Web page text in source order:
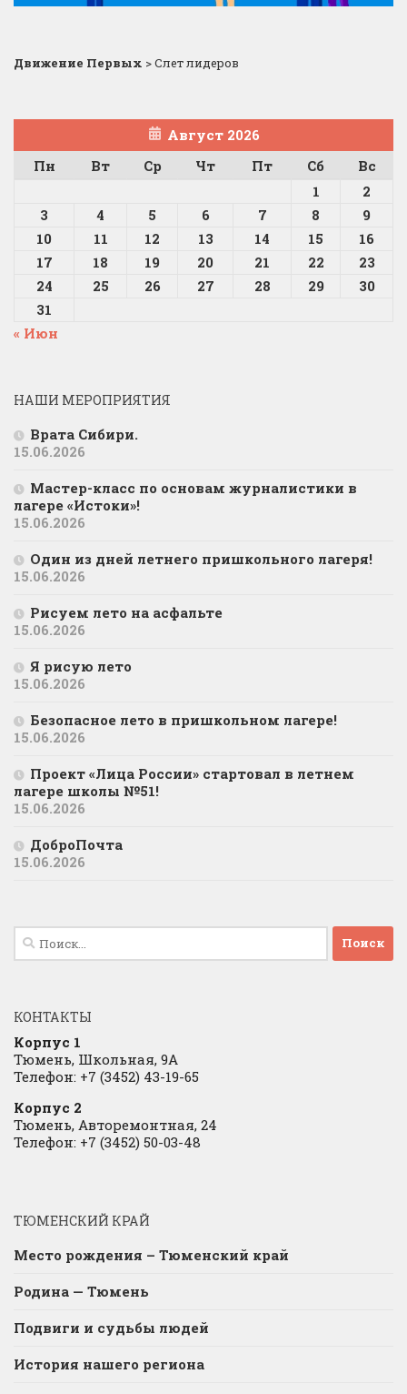
Движение Первых >Слет лидеров
Август 2026
Пн
Вт Ср Чт Пт Сб
Вс
1
2
3
4 5 6 7 8
9
10
11 12 13 14 15
16
17
18 19 20 21 22
23
24
25 26 27 28 29
30
31
« Июн
НАШИ МЕРОПРИЯТИЯ
Врата Сибири.
15.06.2026
Мастер-класс по основам журналистики в
лагере «Истоки»!
15.06.2026
Один из дней летнего пришкольного лагеря!
15.06.2026
Рисуем лето на асфальте
15.06.2026
Я рисую лето
15.06.2026
Безопасное лето в пришкольном лагере!
15.06.2026
Проект «Лица России» стартовал в летнем
лагере школы №51!
15.06.2026
ДоброПочта
15.06.2026
Найти:
КОНТАКТЫ
Корпус 1
Тюмень, Школьная, 9А
Телефон: +7 (3452) 43-19-65
Корпус 2
Тюмень, Авторемонтная, 24
Телефон: +7 (3452) 50-03-48
ТЮМЕНСКИЙ КРАЙ
Место рождения – Тюменский край
Родина — Тюмень
Подвиги и судьбы людей
История нашего региона